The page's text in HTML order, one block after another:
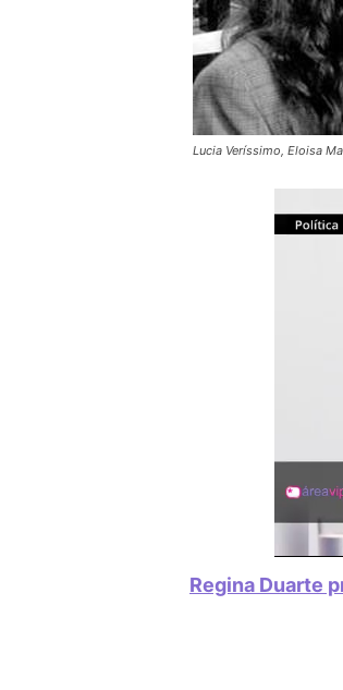
Lucia Veríssimo, Eloisa
Regina Duarte